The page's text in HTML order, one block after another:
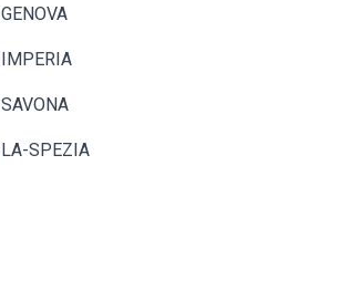
GENOVA
IMPERIA
SAVONA
LA-SPEZIA